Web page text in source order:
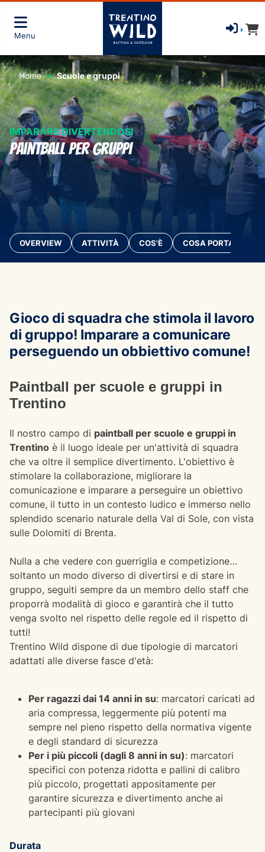
Menu
Home Scuole e gruppi
IMPARARE DIVERTENDOSI
Paintball per Gruppi
OVERVIEW ATTIVITÀ COS'È COSA PORTARE
Gioco di squadra che stimola il lavoro
di gruppo! Imparare a comunicare
perseguendo un obbiettivo comune!
Paintball per scuole e gruppi in
Trentino
Il nostro campo di paintball per scuole e gruppi in
Trentino è il luogo ideale per un'attività di squadra
che va oltre il semplice divertimento. L'obiettivo è
stimolare la collaborazione, migliorare la
comunicazione e imparare a perseguire un obiettivo
comune, il tutto in un contesto ludico e immerso nello
splendido scenario naturale della Val di Sole, con vista
sulle Dolomiti di Brenta.
Nulla a che vedere con guerriglia e competizione…
soltanto un modo diverso di divertirsi e di stare in
gruppo, seguiti sempre da un membro dello staff che
proporrà modalità di gioco e garantirà che il tutto
venga svolto nel rispetto delle regole ed il rispetto di
tutti!
Trentino Wild dispone di due tipologie di marcatori
adattati alle diverse fasce d'età:
Per ragazzi dai 14 anni in su: marcatori caricati ad
aria compressa, leggermente più potenti ma
sempre nel pieno rispetto della normativa vigente
e degli standard di sicurezza
Per i più piccoli (dagli 8 anni in su): marcatori
specifici con potenza ridotta e pallini di calibro
più piccolo, progettati appositamente per
garantire sicurezza e divertimento anche ai
partecipanti più giovani
Durata